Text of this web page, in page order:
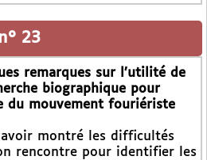
23
remarques sur l’utilité de
biographique pour
du mouvement fouriériste
montré les difficultés
rencontre pour identifier les